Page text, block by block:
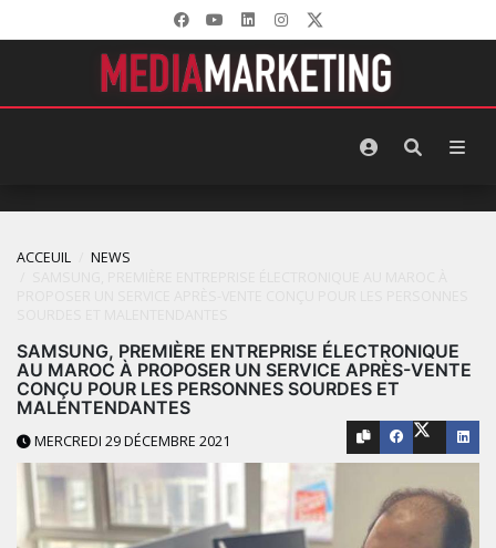
ACCEUIL
NEWS
SAMSUNG, PREMIÈRE ENTREPRISE ÉLECTRONIQUE
AU MAROC À PROPOSER UN SERVICE APRÈS-VENTE
CONÇU POUR LES PERSONNES SOURDES ET
MALENTENDANTES
MERCREDI 29 DÉCEMBRE 2021